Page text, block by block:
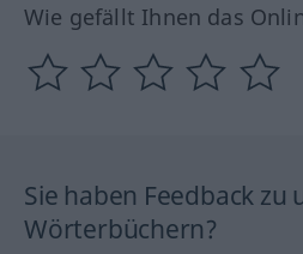
Wie gefällt Ihnen das
Sie haben Feedback zu
Wörterbüchern?